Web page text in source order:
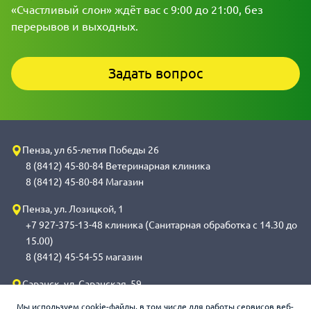
Мы используем cookie-файлы, в том числе для работы сервисов веб-
«Счастливый слон» ждёт вас с 9:00 до 21:00, без
перерывов и выходных.
Задать вопрос
Пенза, ул 65-летия Победы 26
8 (8412) 45-80-84 Ветеринарная клиника
8 (8412) 45-80-84 Магазин
Пенза, ул. Лозицкой, 1
+7 927-375-13-48 клиника (Санитарная обработка с 14.30 до
15.00)
8 (8412) 45-54-55 магазин
Саранск, ул. Саранская, 59